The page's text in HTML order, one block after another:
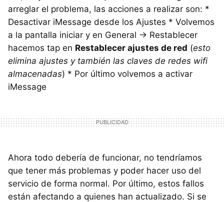
arreglar el problema, las acciones a realizar son: *
Desactivar iMessage desde los Ajustes * Volvemos
a la pantalla iniciar y en General -> Restablecer
hacemos tap en Restablecer ajustes de red (esto
elimina ajustes y también las claves de redes wifi
almacenadas) * Por último volvemos a activar
iMessage
Ahora todo debería de funcionar, no tendríamos
que tener más problemas y poder hacer uso del
servicio de forma normal. Por último, estos fallos
están afectando a quienes han actualizado. Si se